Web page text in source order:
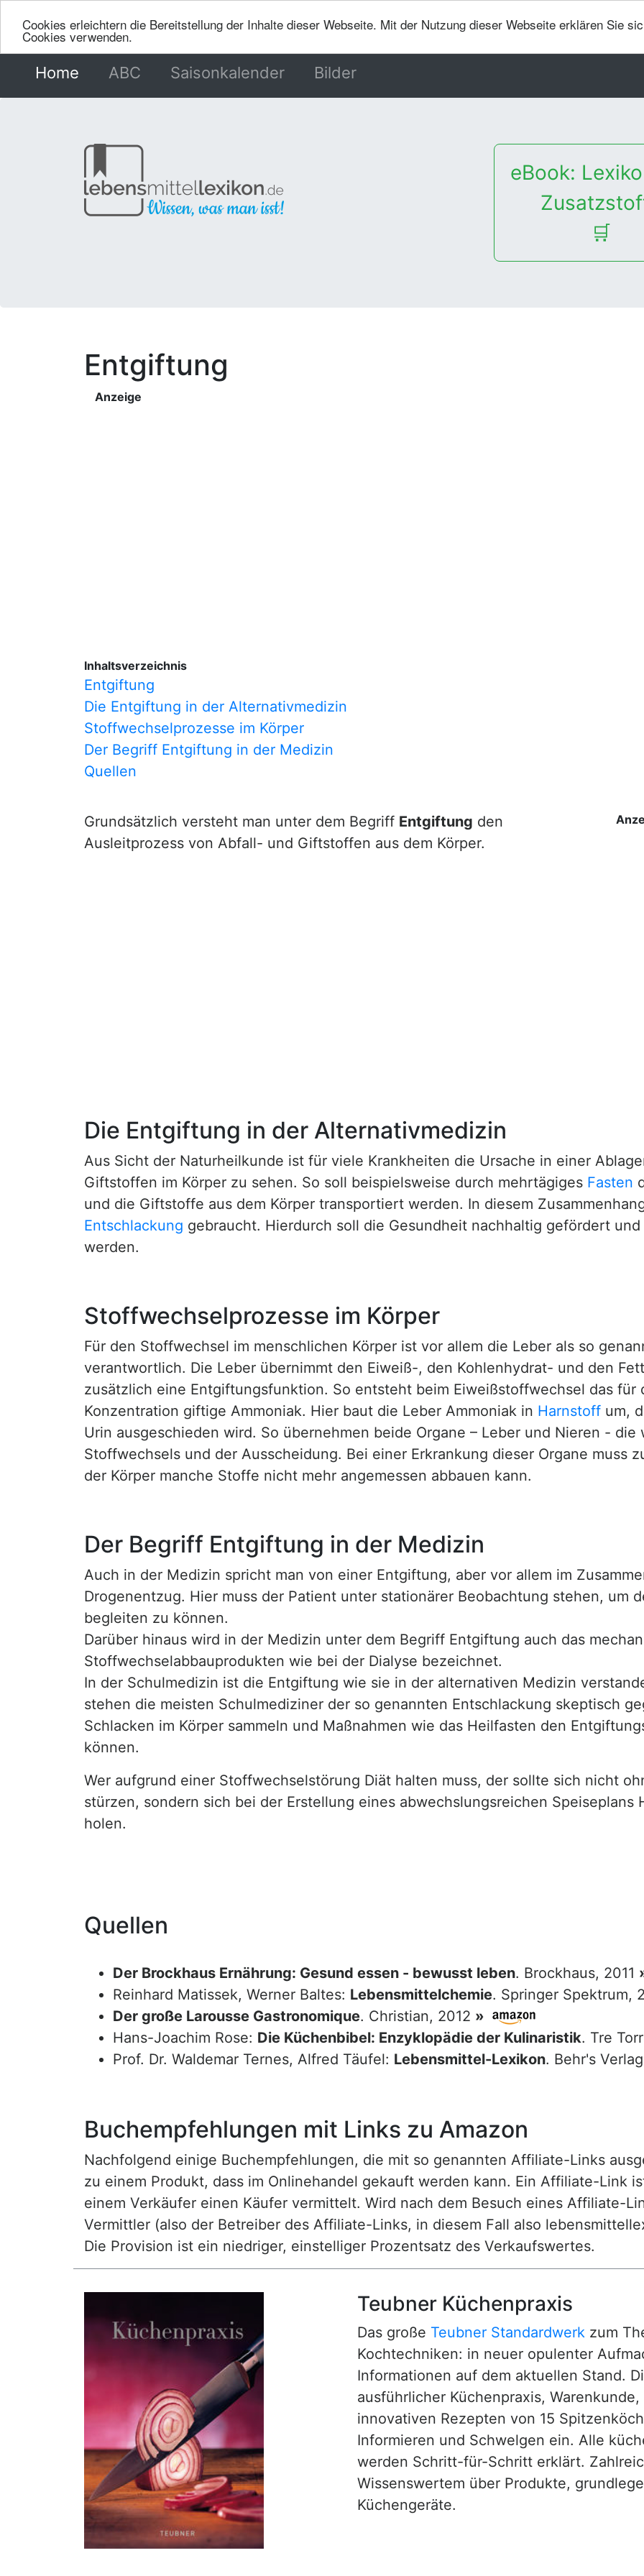
Cookies erleichtern die Bereitstellung der Inhalte dieser Webseite. Mit der Nutzung dieser Webseite erklären Sie
Cookies verwenden.
Home (current)
ABC Saisonkalender Bilder
eBook:
🛒
Entgiftung
Anzeige
Inhaltsverzeichnis
Entgiftung
Die Entgiftung in der Alternativmedizin
Stoffwechselprozesse im Körper
Der Begriff Entgiftung in der Medizin
Quellen
Grundsätzlich versteht man unter dem Begriff Entgiftung den
Ausleitprozess von Abfall- und Giftstoffen aus dem Körper.
Die Entgiftung in der Alternativmedizin
Aus Sicht der Naturheilkunde ist für viele Krankheiten die Ursache in einer
Giftstoffen im Körper zu sehen. So soll beispielsweise durch mehrtägiges Fasten
und die Giftstoffe aus dem Körper transportiert werden. In diesem
Entschlackung gebraucht. Hierdurch soll die Gesundheit nachhaltig gefördert
werden.
Stoffwechselprozesse im Körper
Für den Stoffwechsel im menschlichen Körper ist vor allem die Leber als so
verantwortlich. Die Leber übernimmt den Eiweiß-, den Kohlenhydrat- und den
zusätzlich eine Entgiftungsfunktion. So entsteht beim Eiweißstoffwechsel das für
Konzentration giftige Ammoniak. Hier baut die Leber Ammoniak in Harnstoff um,
Urin ausgeschieden wird. So übernehmen beide Organe – Leber und Nieren -
Stoffwechsels und der Ausscheidung. Bei einer Erkrankung dieser Organe muss
der Körper manche Stoffe nicht mehr angemessen abbauen kann.
Der Begriff Entgiftung in der Medizin
Auch in der Medizin spricht man von einer Entgiftung, aber vor allem im
Drogenentzug. Hier muss der Patient unter stationärer Beobachtung stehen, um
begleiten zu können.
Darüber hinaus wird in der Medizin unter dem Begriff Entgiftung auch das
Stoffwechselabbauprodukten wie bei der Dialyse bezeichnet.
In der Schulmedizin ist die Entgiftung wie sie in der alternativen Medizin
stehen die meisten Schulmediziner der so genannten Entschlackung skeptisch
Schlacken im Körper sammeln und Maßnahmen wie das Heilfasten den
können.
Wer aufgrund einer Stoffwechselstörung Diät halten muss, der sollte sich nicht
stürzen, sondern sich bei der Erstellung eines abwechslungsreichen
holen.
Quellen
Der Brockhaus Ernährung: Gesund essen - bewusst leben. Brockhaus, 2011
Reinhard Matissek, Werner Baltes: Lebensmittelchemie. Springer Spektrum,
Der große Larousse Gastronomique. Christian, 2012 »
Hans-Joachim Rose: Die Küchenbibel: Enzyklopädie der Kulinaristik. Tre
Prof. Dr. Waldemar Ternes, Alfred Täufel: Lebensmittel-Lexikon. Behr's
Buchempfehlungen mit Links zu Amazon
Nachfolgend einige Buchempfehlungen, die mit so genannten Affiliate-Links
zu einem Produkt, dass im Onlinehandel gekauft werden kann. Ein Affiliate-Link
einem Verkäufer einen Käufer vermittelt. Wird nach dem Besuch eines Affiliate-
Vermittler (also der Betreiber des Affiliate-Links, in diesem Fall also
Die Provision ist ein niedriger, einstelliger Prozentsatz des Verkaufswertes.
Teubner Küchenpraxis
Das große Teubner Standardwerk zum
Kochtechniken: in neuer opulenter
Informationen auf dem aktuellen Stand.
ausführlicher Küchenpraxis,
innovativen Rezepten von 15
Informieren und Schwelgen ein. Alle
werden Schritt-für-Schritt erklärt.
Wissenswertem über Produkte,
Küchengeräte.